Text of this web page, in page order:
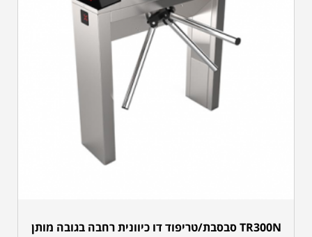
TR300N סבסבת/טריפוד דו כיוונית רחבה בגובה מותן